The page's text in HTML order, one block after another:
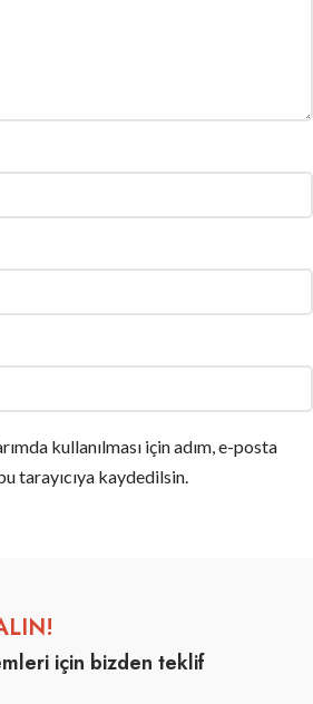
kullanılması için adım, e-posta
tarayıcıya kaydedilsin.
için bizden teklif